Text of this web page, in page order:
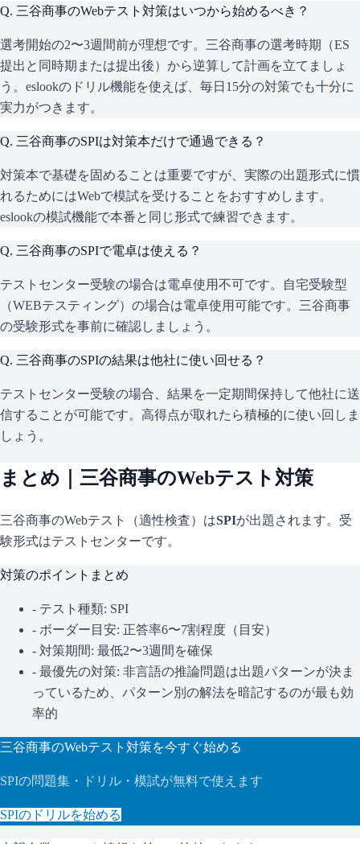
Q. 三谷商事のWebテスト対策はいつから始めるべき？
選考開始の2〜3週間前が理想です。三谷商事の選考時期（ES
提出と同時期または提出後）から逆算して計画を立てましょ
う。eslookのドリル機能を使えば、毎日15分の対策でも十分に
実力がつきます。
Q. 三谷商事のSPIは対策本だけで通過できる？
対策本で基礎を固めることは重要ですが、実際の出題形式に慣
れるためにはWebで模試を受けることをおすすめします。
eslookの模試機能で本番と同じ形式で練習できます。
Q. 三谷商事のSPIで電卓は使える？
テストセンター受験の場合は電卓使用不可です。自宅受験型
（WEBテスティング）の場合は電卓使用可能です。三谷商事
の受験形式を事前に確認しましょう。
Q. 三谷商事のSPIの結果は他社に使い回せる？
テストセンター受験の場合、結果を一定期間保持して他社に送
信することが可能です。高得点が取れたら積極的に使い回しま
しょう。
まとめ｜ 三谷商事のWebテスト対策
三谷商事のWebテスト（適性検査）はSPIが出題されます。 受
験形式はテストセンターです。
対策のポイントまとめ
- テスト種類: SPI
- ボーダー目安: 正答率6〜7割程度（目安）
- 対策期間: 最低2〜3週間を確保
- 最優先の対策: 非言語の推論問題は出題パターンが決ま
っているため、パターン別の解法を暗記するのが最も効
率的
三谷商事のWebテスト対策を今すぐ始める
SPIの問題集・ドリル・模試が無料で使えます
SPIのドリルを始める